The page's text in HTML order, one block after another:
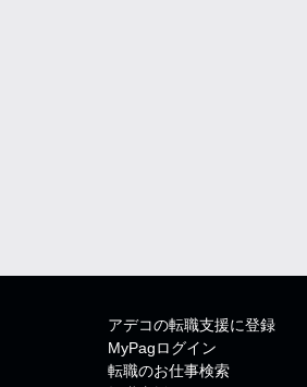
アデコの転職支援に登録
MyPagログイン
転職のお仕事検索